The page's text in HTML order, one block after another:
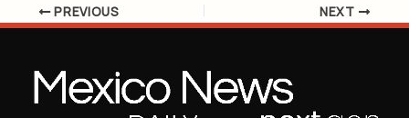
PREVIOUS NEXT